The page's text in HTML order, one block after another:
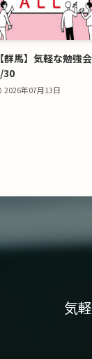
【群馬】気軽な勉強
30
2026年07月13日
気